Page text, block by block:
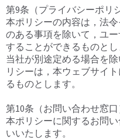
第9条（プライバシーポリ
本ポリシーの内容は，法
のある事項を除いて，ユ
することができるものとし
当社が別途定める場合を
リシーは，本ウェブサイ
るものとします。
第10条（お問い合わせ窓口
本ポリシーに関するお問
いいたします。